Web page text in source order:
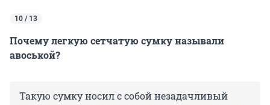
10 / 13
Почему легкую сетчатую сумку называли
авоськой?
Такую сумку носил с собой незадачливый